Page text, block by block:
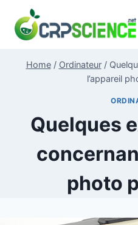
content
Home / Ordinateur /
l’appareil
Quelques
photo